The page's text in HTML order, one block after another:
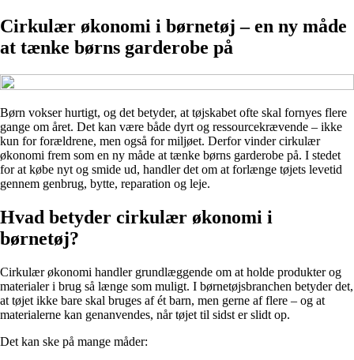
Cirkulær økonomi i børnetøj – en ny måde
at tænke børns garderobe på
Børn vokser hurtigt, og det betyder, at tøjskabet ofte skal fornyes flere
gange om året. Det kan være både dyrt og ressourcekrævende – ikke
kun for forældrene, men også for miljøet. Derfor vinder cirkulær
økonomi frem som en ny måde at tænke børns garderobe på. I stedet
for at købe nyt og smide ud, handler det om at forlænge tøjets levetid
gennem genbrug, bytte, reparation og leje.
Hvad betyder cirkulær økonomi i
børnetøj?
Cirkulær økonomi handler grundlæggende om at holde produkter og
materialer i brug så længe som muligt. I børnetøjsbranchen betyder det,
at tøjet ikke bare skal bruges af ét barn, men gerne af flere – og at
materialerne kan genanvendes, når tøjet til sidst er slidt op.
Det kan ske på mange måder: